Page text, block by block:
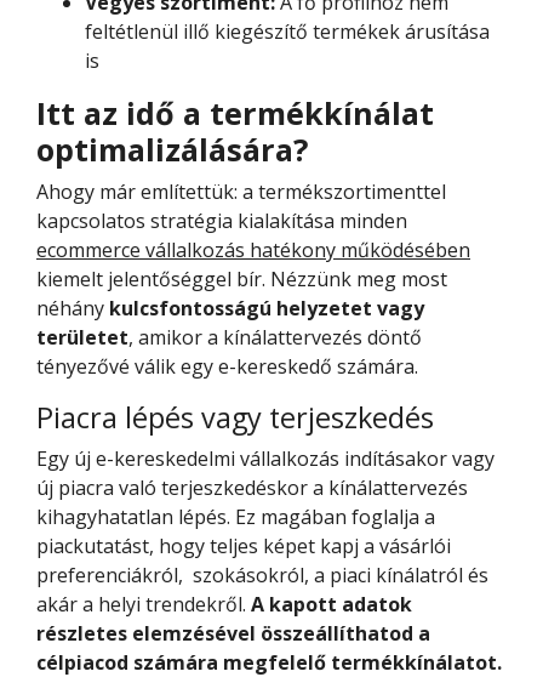
feltétlenül illő kiegészítő termékek árusítása
is
Itt az idő a termékkínálat
optimalizálására?
Ahogy már említettük: a termékszortimenttel
kapcsolatos stratégia kialakítása minden
ecommerce vállalkozás hatékony működésében
kiemelt jelentőséggel bír. Nézzünk meg most
néhány kulcsfontosságú helyzetet vagy
területet, amikor a kínálattervezés döntő
tényezővé válik egy e-kereskedő számára.
Piacra lépés vagy terjeszkedés
Egy új e-kereskedelmi vállalkozás indításakor vagy
új piacra való terjeszkedéskor a kínálattervezés
kihagyhatatlan lépés. Ez magában foglalja a
piackutatást, hogy teljes képet kapj a vásárlói
preferenciákról, szokásokról, a piaci kínálatról és
akár a helyi trendekről. A kapott adatok
részletes elemzésével összeállíthatod a
célpiacod számára megfelelő termékkínálatot.